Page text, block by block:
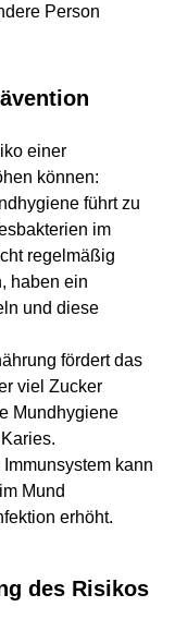
Person
einer
können:
führt zu
im
regelmäßig
haben ein
und diese
fördert das
viel Zucker
Mundhygiene
kann
Mund
erhöht.
des Risikos